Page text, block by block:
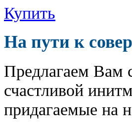
Купить
На пути к
Предлагаем Вам
счастливой
придагаемые на